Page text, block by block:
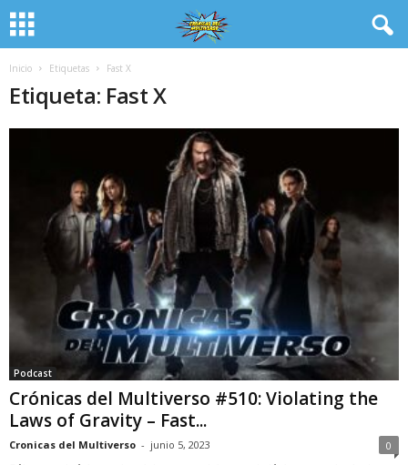
Inicio Etiquetas Fast X
Etiqueta: Fast X
Podcast
Crónicas del Multiverso #510: Violating the
Laws of Gravity – Fast...
Cronicas del Multiverso - junio 5, 2023 0